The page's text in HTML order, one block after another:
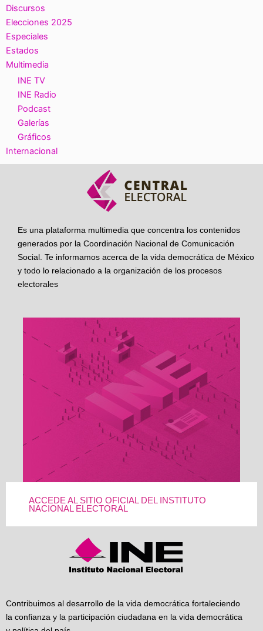
Discursos
Elecciones 2025
Especiales
Estados
Multimedia
INE TV
INE Radio
Podcast
Galerías
Gráficos
Internacional
Es una plataforma multimedia que concentra los contenidos
generados por la Coordinación Nacional de Comunicación
Social. Te informamos acerca de la vida democrática de México
y todo lo relacionado a la organización de los procesos
electorales
ACCEDE AL SITIO OFICIAL DEL INSTITUTO
NACIONAL ELECTORAL
Contribuimos al desarrollo de la vida democrática fortaleciendo
la confianza y la participación ciudadana en la vida democrática